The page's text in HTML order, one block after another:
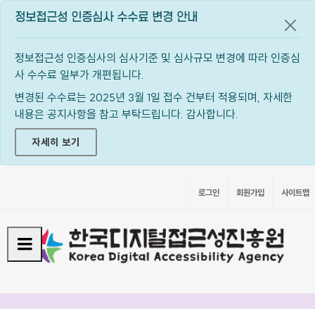
정보접근성 인증심사 수수료 변경 안내
정보접근성 인증심사의 심사기준 및 심사규모 변경에 따라 인증심
사 수수료 일부가 개편됩니다.
변경된 수수료는 2025년 3월 1일 접수 건부터 적용되며, 자세한
내용은 공지사항을 참고 부탁드립니다. 감사합니다.
자세히 보기
공지
로그인 회원가입 사이트맵